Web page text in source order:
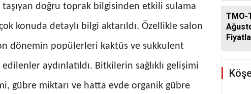
taşıyan doğru toprak bilgisinden etkili sulama
konuda detaylı bilgi aktarıldı. Özellikle salon
dönemin popülerleri kaktüs ve sukkulent
edilenler aydınlatıldı. Bitkilerin sağlıklı gelişimi
gübre miktarı ve hatta evde organik gübre
TMO-